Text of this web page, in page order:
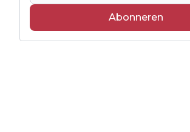
Abonneren